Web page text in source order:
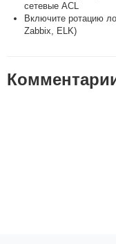
сетевые ACL
Включите ротацию
Zabbix, ELK)